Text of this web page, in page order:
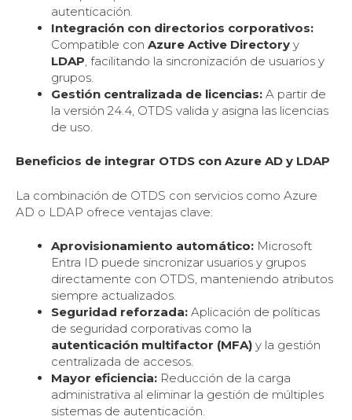
autenticación.
Integración con directorios corporativos:
Compatible con Azure Active Directory y
LDAP , facilitando la sincronización de usuarios y
grupos.
Gestión centralizada de licencias: A partir de
la versión 24.4, OTDS valida y asigna las licencias
de uso.
Beneficios de integrar OTDS con Azure AD y LDAP
La combinación de OTDS con servicios como Azure
AD o LDAP ofrece ventajas clave:
Aprovisionamiento automático: Microsoft
Entra ID puede sincronizar usuarios y grupos
directamente con OTDS, manteniendo atributos
siempre actualizados.
Seguridad reforzada: Aplicación de políticas
de seguridad corporativas como la
autenticación multifactor (MFA) y la gestión
centralizada de accesos.
Mayor eficiencia: Reducción de la carga
administrativa al eliminar la gestión de múltiples
sistemas de autenticación.